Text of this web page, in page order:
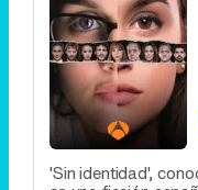
'Sin identidad',